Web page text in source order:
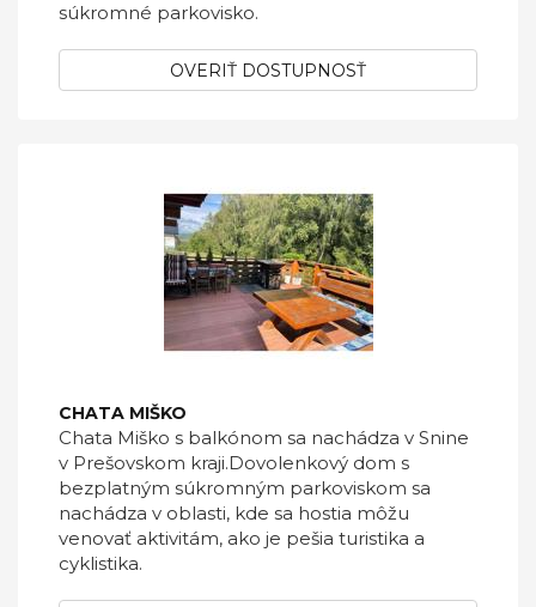
súkromné parkovisko.
OVERIŤ DOSTUPNOSŤ
CHATA MIŠKO
Chata Miško s balkónom sa nachádza v Snine
v Prešovskom kraji.Dovolenkový dom s
bezplatným súkromným parkoviskom sa
nachádza v oblasti, kde sa hostia môžu
venovať aktivitám, ako je pešia turistika a
cyklistika.